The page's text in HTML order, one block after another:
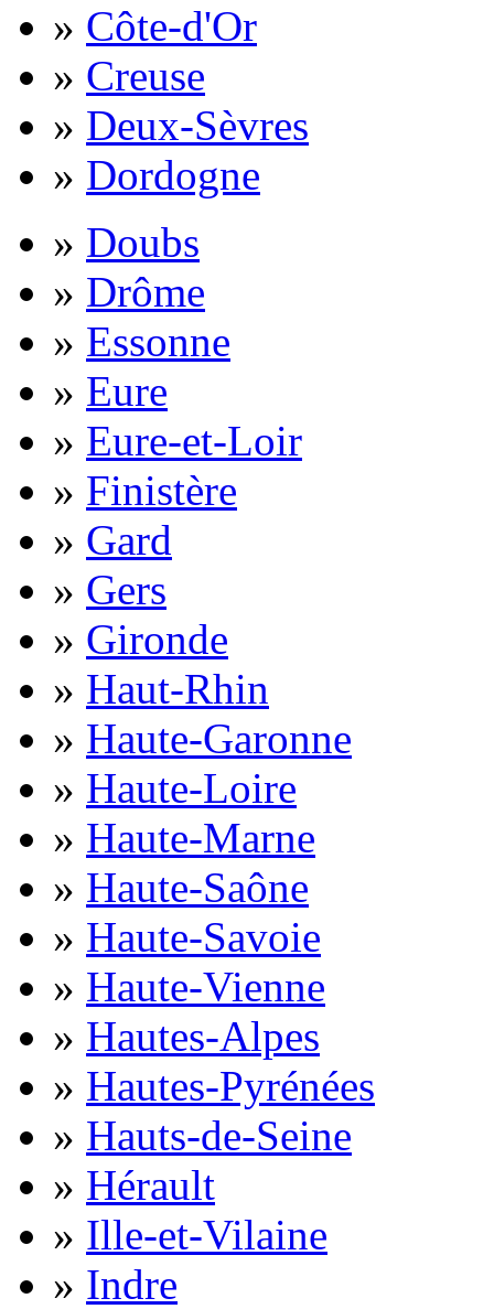
» Côte-d'Or
» Creuse
» Deux-Sèvres
» Dordogne
» Doubs
» Drôme
» Essonne
» Eure
» Eure-et-Loir
» Finistère
» Gard
» Gers
» Gironde
» Haut-Rhin
» Haute-Garonne
» Haute-Loire
» Haute-Marne
» Haute-Saône
» Haute-Savoie
» Haute-Vienne
» Hautes-Alpes
» Hautes-Pyrénées
» Hauts-de-Seine
» Hérault
» Ille-et-Vilaine
» Indre